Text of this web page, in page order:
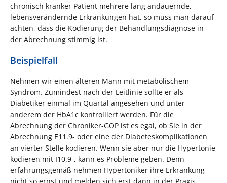
chronisch kranker Patient mehrere lang andauernde,
lebensverändernde Erkrankungen hat, so muss man darauf
achten, dass die Kodierung der Behandlungsdiagnose in
der Abrechnung stimmig ist.
Beispielfall
Nehmen wir einen älteren Mann mit metabolischem
Syndrom. Zumindest nach der Leitlinie sollte er als
Diabetiker einmal im Quartal angesehen und unter
anderem der HbA1c kontrolliert werden. Für die
Abrechnung der Chroniker-GOP ist es egal, ob Sie in der
Abrechnung E11.9- oder eine der Diabeteskomplikationen
an vierter Stelle kodieren. Wenn sie aber nur die Hypertonie
kodieren mit I10.9-, kann es Probleme geben. Denn
erfahrungsgemäß nehmen Hypertoniker ihre Erkrankung
nicht so ernst und melden sich erst dann in der Praxis,